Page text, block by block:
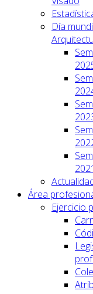
Día
2021
Área
Ejercicio